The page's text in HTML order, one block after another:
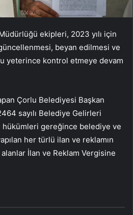
ekipleri, 2023 yılı için
beyan edilmesi ve
yeterince kontrol etmeye devam
Çorlu Belediyesi Başkan
sayılı Belediye Gelirleri
hükümleri gereğince belediye ve
her türlü ilan ve reklamın
İlan ve Reklam Vergisine